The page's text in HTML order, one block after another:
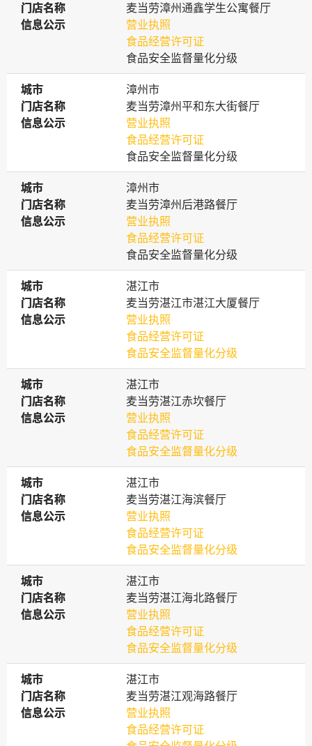
门店名称
门店名称
麦当劳漳州通鑫学生公寓餐厅
信息公示
信息公示
营业执照
食品经营许可证
食品安全监督量化分级
城市
城市
漳州市
门店名称
门店名称
麦当劳漳州平和东大街餐厅
信息公示
信息公示
营业执照
食品经营许可证
食品安全监督量化分级
城市
城市
漳州市
门店名称
门店名称
麦当劳漳州后港路餐厅
信息公示
信息公示
营业执照
食品经营许可证
食品安全监督量化分级
城市
城市
湛江市
门店名称
门店名称
麦当劳湛江市湛江大厦餐厅
信息公示
信息公示
营业执照
食品经营许可证
食品安全监督量化分级
城市
城市
湛江市
门店名称
门店名称
麦当劳湛江赤坎餐厅
信息公示
信息公示
营业执照
食品经营许可证
食品安全监督量化分级
城市
城市
湛江市
门店名称
门店名称
麦当劳湛江海滨餐厅
信息公示
信息公示
营业执照
食品经营许可证
食品安全监督量化分级
城市
城市
湛江市
门店名称
门店名称
麦当劳湛江海北路餐厅
信息公示
信息公示
营业执照
食品经营许可证
食品安全监督量化分级
城市
城市
湛江市
门店名称
门店名称
麦当劳湛江观海路餐厅
信息公示
信息公示
营业执照
食品经营许可证